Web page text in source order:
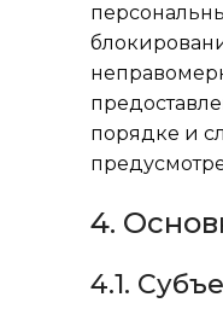
порядке и
4.
4.1.